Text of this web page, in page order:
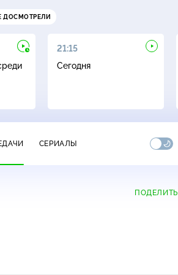
ДОСМОТРЕЛИ
21:15
Сегодня
СЕРИАЛЫ